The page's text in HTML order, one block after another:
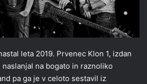
leta 2019. Prvenec Klon 1, izdan
na bogato in raznoliko
pa ga je v celoto sestavil iz